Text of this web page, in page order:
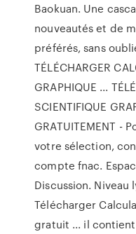
Baokuan. Une
nouveautés et de
préférés, sans
TÉLÉCHARGER
GRAPHIQUE ...
SCIENTIFIQUE
GRATUITEMENT -
votre sélection,
compte fnac.
Discussion.
Télécharger
gratuit ... il